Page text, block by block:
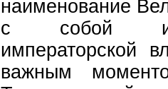
наименование
с собой
императорской
важным